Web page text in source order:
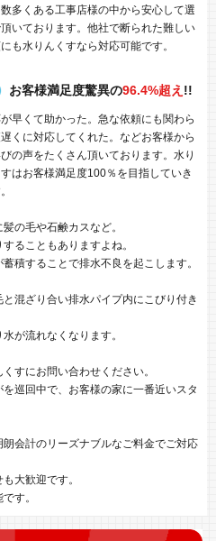
多くある工事店様の中から安心して選
頂いております。他社で断られた難しい
も水りんくすなら対応可能です。
お客様満足度驚異の96.4%超え !!
早くて助かった。急な依頼にも関わら
くに対応してくれた。などお客様から
の声をたくさん頂いております。水り
はお客様満足度100％を目指していき
の毛や石鹸カスなど。
ることもありますよね。
積することで排水不良を起こします。
混ざり合い排水パイプ内にこびり付き
が流れなくなります。
すにお問い合わせください。
巡回中で、お客様の家に一番近いスタ
会計のリーズナブルなご料金でご対応
大歓迎です。
す。